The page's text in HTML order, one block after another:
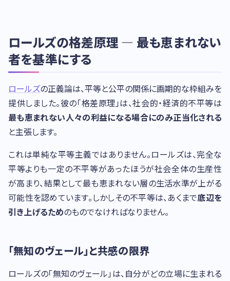
ロールズの格差原理 — 最も恵まれない
者を基準にする
ロールズの正義論は、平等と公平の関係に画期的な枠組みを
提供しました。彼の「格差原理」は、社会的・経済的不平等は
最も恵まれない人々の利益になる場合にのみ正当化される
と主張します。
これは単純な平等主義ではありません。ロールズは、完全な
平等よりも一定の不平等があったほうが社会全体の生産性
が高まり、結果として最も恵まれない層の生活水準が上がる
可能性を認めています。しかしその不平等は、あくまで底辺を
引き上げるためのものでなければなりません。
「無知のヴェール」と共感の限界
ロールズの「無知のヴェール」は、自分がどの立場に生まれる